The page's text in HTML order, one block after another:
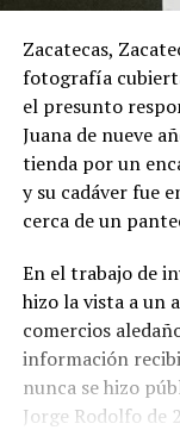
Zacatecas,
fotografía
el presunto
Juana de nueve
tienda por un
y su cadáver fue
cerca de un
En el trabajo de
hizo la vista a un
comercios
información
nunca se hizo
Jorge Rodolfo de